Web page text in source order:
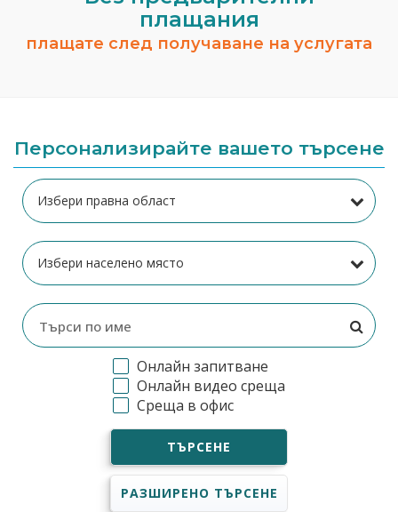
плащания
плащате след получаване на услугата
Персонализирайте вашето търсене
Онлайн запитване
Онлайн видео среща
Среща в офис
ТЪРСЕНЕ
РАЗШИРЕНО ТЪРСЕНЕ